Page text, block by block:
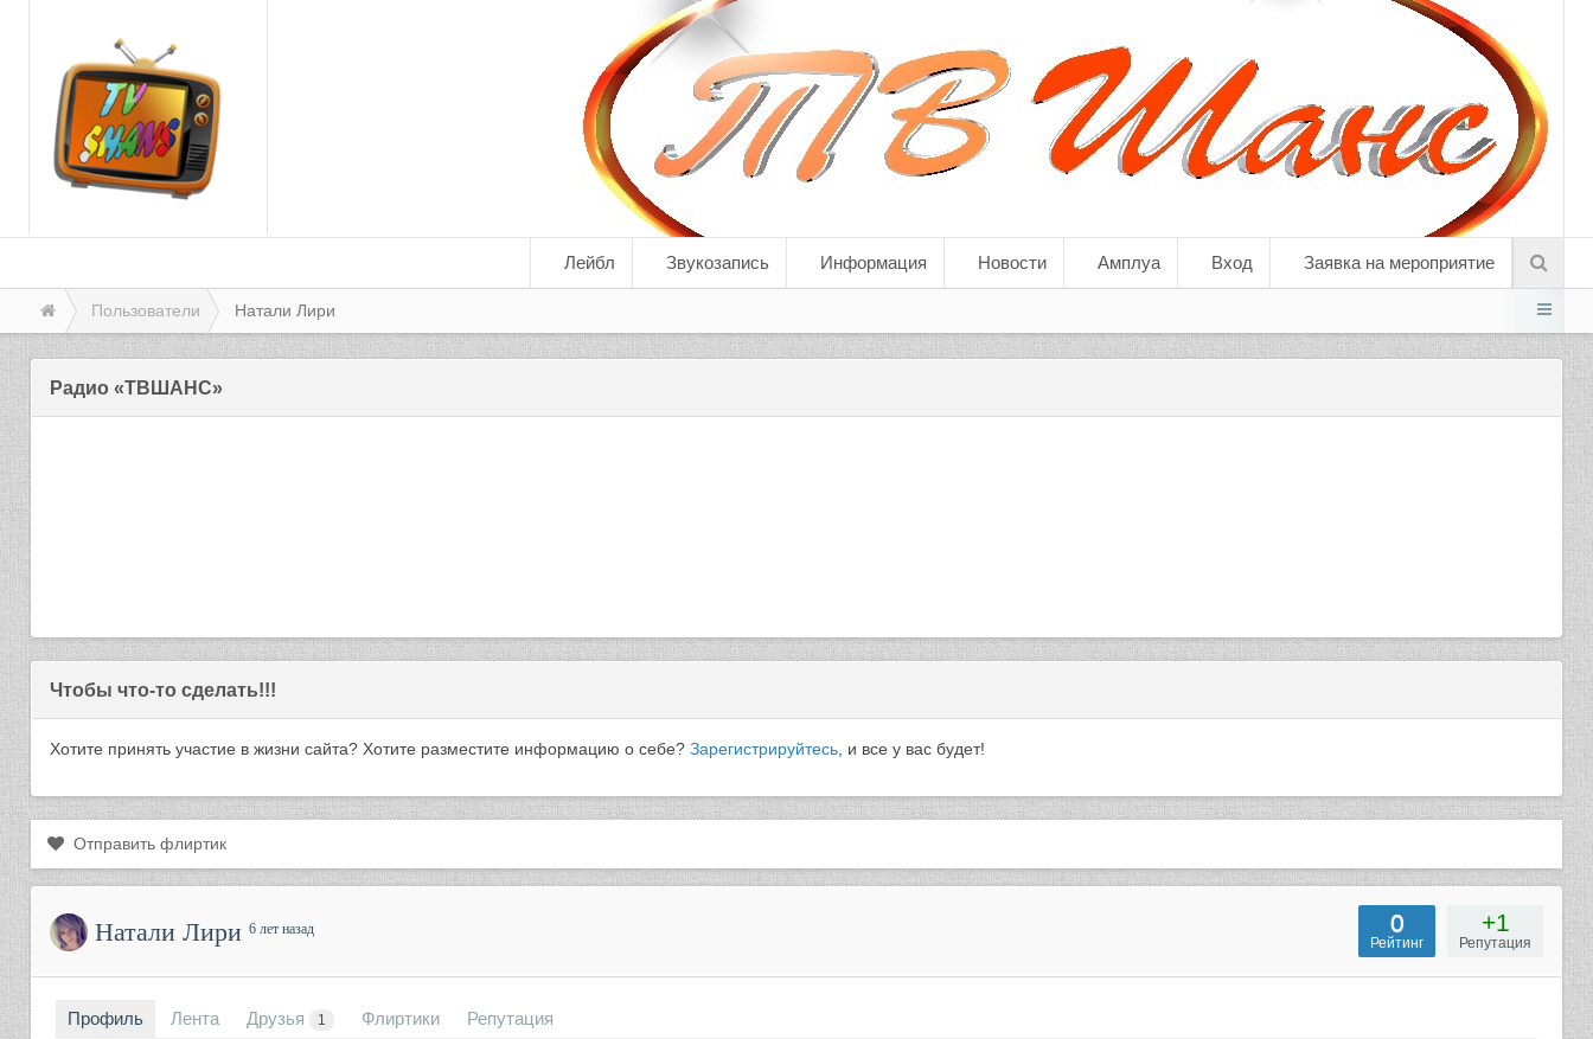
Лейбл Звукозапись Информация Новости Амплуа Вход Заявка на мероприятие
Пользователи Натали Лири
Радио «ТВШАНС»
Чтобы что-то сделать!!!
Хотите принять участие в жизни сайта? Хотите разместите информацию о себе? Зарегистрируйтесь , и все у вас будет!
Отправить флиртик
Натали Лири 6 лет назад +1
Репутация
0
Рейтинг
Профиль Лента Друзья 1 Флиртики Репутация